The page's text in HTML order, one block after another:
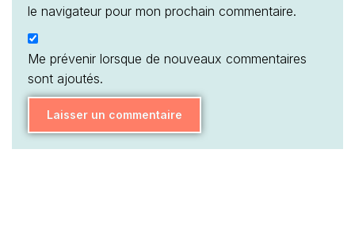
le navigateur pour mon prochain commentaire.
Me prévenir lorsque de nouveaux commentaires
sont ajoutés.